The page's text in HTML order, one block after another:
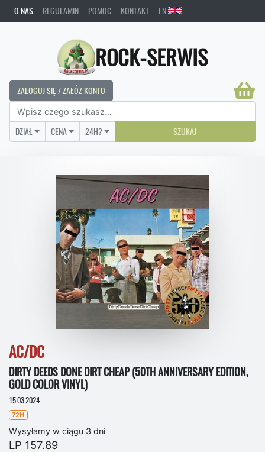
O NAS REGULAMIN POMOC KONTAKT EN
ROCK-SERWIS
ZALOGUJ SIĘ / ZAŁÓŻ KONTO
DZIAŁ CENA 24H? SZUKAJ
AC/DC
DIRTY DEEDS DONE DIRT CHEAP (50TH ANNIVERSARY EDITION,
GOLD COLOR VINYL)
15.03.2024
72H
Wysyłamy w ciągu 3 dni
LP 157.89